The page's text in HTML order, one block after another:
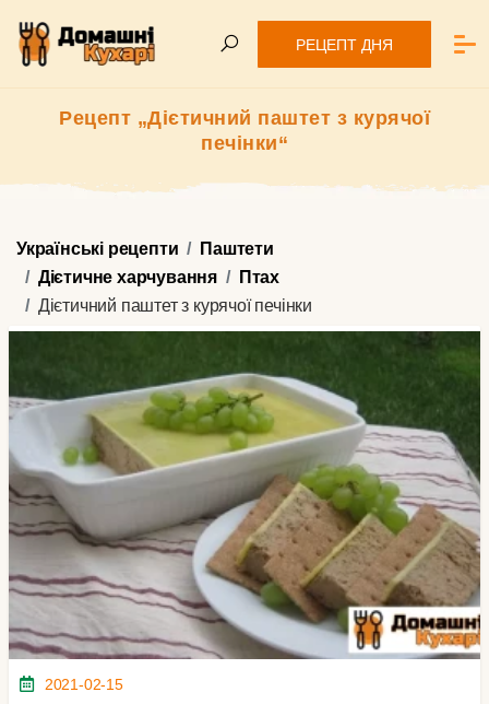
РЕЦЕПТ ДНЯ
Рецепт „Дієтичний паштет з курячої
печінки“
Українські рецепти
Паштети
Дієтичне харчування
Птах
Дієтичний паштет з курячої печінки
2021-02-15